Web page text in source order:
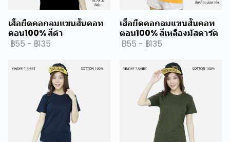
เสื้อยืดคอกลมแขนสั้นคอท
ตอน100% สีดำ
฿55 - ฿135
เสื้อยืดคอกลมแขนสั้นคอท
ตอน100% สีเหลืองมัสตาร์ด
฿55 - ฿135